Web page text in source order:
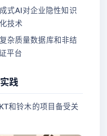
式AI对企业隐性知识
技术
杂质量数据库和非结
平台
践
和铃木的项目备受关